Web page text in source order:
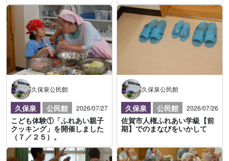
久保泉公民館
久保泉 公民館 2026/07/27
こども体験①「ふれあい親子
クッキング」を開催しました
（７／２５）。
久保泉公民館
久保泉 公民館 2026/07/26
佐賀市人権ふれあい学級【前
期】でのまなびをいかして